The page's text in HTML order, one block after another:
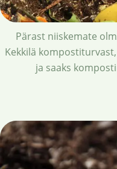
Pärast niiskemate
Kekkilä
ja saaks